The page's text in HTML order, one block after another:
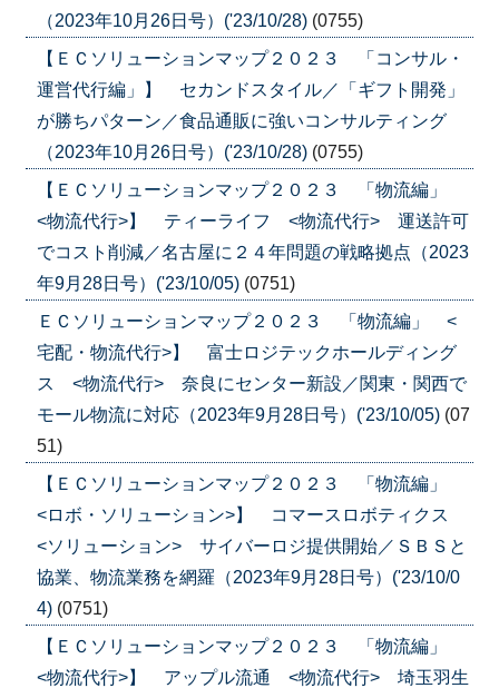
（2023年10月26日号）('23/10/28) (0755)
【ＥＣソリューションマップ２０２３ 「コンサル・
運営代行編」】 セカンドスタイル／「ギフト開発」
が勝ちパターン／食品通販に強いコンサルティング
（2023年10月26日号）('23/10/28) (0755)
【ＥＣソリューションマップ２０２３ 「物流編」
<物流代行>】 ティーライフ <物流代行> 運送許可
でコスト削減／名古屋に２４年問題の戦略拠点（2023
年9月28日号）('23/10/05) (0751)
ＥＣソリューションマップ２０２３ 「物流編」 <
宅配・物流代行>】 富士ロジテックホールディング
ス <物流代行> 奈良にセンター新設／関東・関西で
モール物流に対応（2023年9月28日号）('23/10/05) (07
51)
【ＥＣソリューションマップ２０２３ 「物流編」
<ロボ・ソリューション>】 コマースロボティクス
<ソリューション> サイバーロジ提供開始／ＳＢＳと
協業、物流業務を網羅（2023年9月28日号）('23/10/0
4) (0751)
【ＥＣソリューションマップ２０２３ 「物流編」
<物流代行>】 アップル流通 <物流代行> 埼玉羽生